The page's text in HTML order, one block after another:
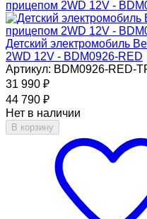
Детский электромобиль
2WD 12V - BDM0926-RED
Артикул: BDM0926-RED-
31 990 ₽
44 790 ₽
Нет в наличии
В корзину